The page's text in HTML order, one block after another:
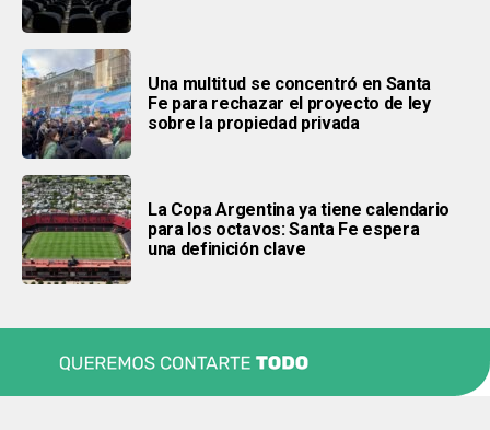
Una multitud se concentró en Santa
Fe para rechazar el proyecto de ley
sobre la propiedad privada
La Copa Argentina ya tiene calendario
para los octavos: Santa Fe espera
una definición clave